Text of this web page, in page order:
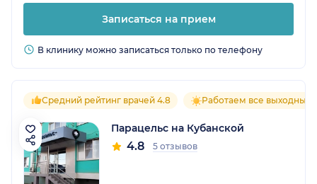
Записаться на прием
В клинику можно записаться только по телефону
Средний рейтинг врачей 4.8 Работаем все выходные
Парацельс на Кубанской
4.8 5 отзывов